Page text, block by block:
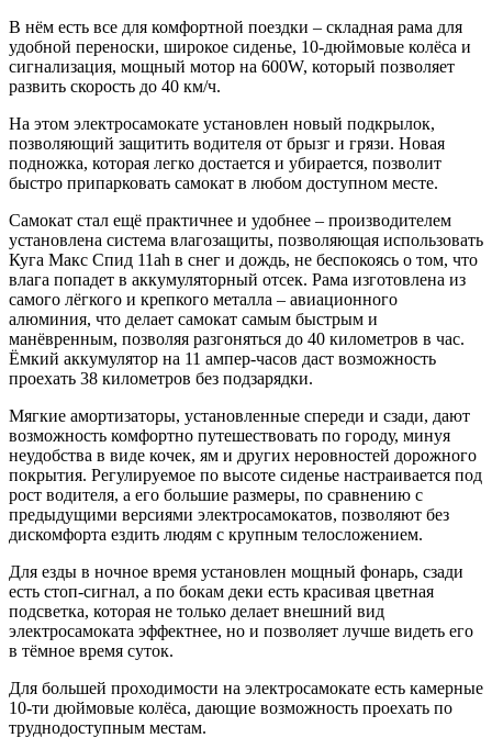
В нём есть все для комфортной поездки – складная рама для
удобной переноски, широкое сиденье, 10-дюймовые колёса и
сигнализация, мощный мотор на 600W, который позволяет
развить скорость до 40 км/ч.
На этом электросамокате установлен новый подкрылок,
позволяющий защитить водителя от брызг и грязи. Новая
подножка, которая легко достается и убирается, позволит
быстро припарковать самокат в любом доступном месте.
Самокат стал ещё практичнее и удобнее – производителем
установлена система влагозащиты, позволяющая использовать
Куга Макс Спид 11ah в снег и дождь, не беспокоясь о том, что
влага попадет в аккумуляторный отсек. Рама изготовлена из
самого лёгкого и крепкого металла – авиационного
алюминия, что делает самокат самым быстрым и
манёвренным, позволяя разгоняться до 40 километров в час.
Ёмкий аккумулятор на 11 ампер-часов даст возможность
проехать 38 километров без подзарядки.
Мягкие амортизаторы, установленные спереди и сзади, дают
возможность комфортно путешествовать по городу, минуя
неудобства в виде кочек, ям и других неровностей дорожного
покрытия. Регулируемое по высоте сиденье настраивается под
рост водителя, а его большие размеры, по сравнению с
предыдущими версиями электросамокатов, позволяют без
дискомфорта ездить людям с крупным телосложением.
Для езды в ночное время установлен мощный фонарь, сзади
есть стоп-сигнал, а по бокам деки есть красивая цветная
подсветка, которая не только делает внешний вид
электросамоката эффектнее, но и позволяет лучше видеть его
в тёмное время суток.
Для большей проходимости на электросамокате есть камерные
10-ти дюймовые колёса, дающие возможность проехать по
труднодоступным местам.